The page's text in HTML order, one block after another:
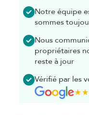
Notre équipe
sommes
Nous
propriétaires
reste à jour
Vérifié par les